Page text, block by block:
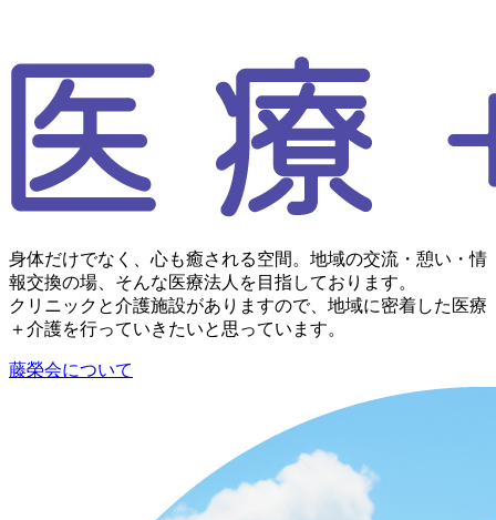
身体だけでなく、心も癒される空間。地域の交流・憩い・情
報交換の場、そんな医療法人を目指しております。
クリニックと介護施設がありますので、地域に密着した医療
＋介護を行っていきたいと思っています。
藤榮会について